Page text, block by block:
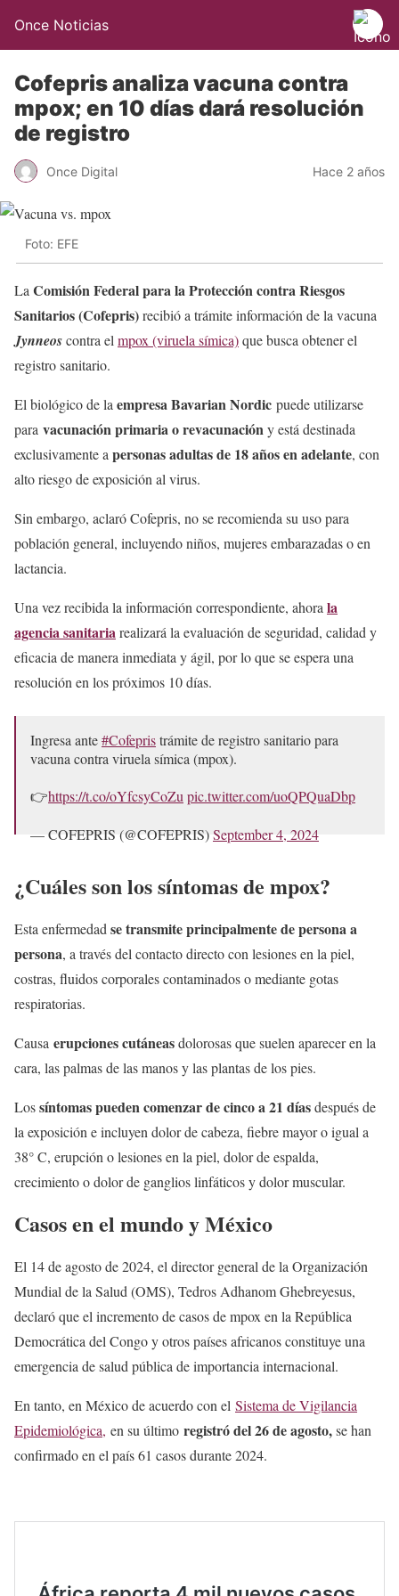
Once Noticias
Cofepris analiza vacuna contra
mpox; en 10 días dará resolución
de registro
Once Digital Hace 2 años
Foto: EFE
La Comisión Federal para la Protección contra Riesgos
Sanitarios (Cofepris)recibió a trámite información de la vacuna
Jynneoscontra el mpox (viruela símica)que busca obtener el
registro sanitario.
El biológico de la empresa Bavarian Nordic puede utilizarse
para vacunación primaria o revacunacióny está destinada
exclusivamente a personas adultas de 18 años en adelante, con
alto riesgo de exposición al virus.
Sin embargo, aclaró Cofepris, no se recomienda su uso para
población general, incluyendo niños, mujeres embarazadas o en
lactancia.
Una vez recibida la información correspondiente, ahora la
agencia sanitariarealizará la evaluación de seguridad, calidad y
eficacia de manera inmediata y ágil, por lo que se espera una
resolución en los próximos 10 días.
Ingresa ante#Cofepristrámite de registro sanitario para
vacuna contra viruela símica (mpox).
👉https://t.co/oYfcsyCoZu pic.twitter.com/uoQPQuaDbp
— COFEPRIS (@COFEPRIS)September 4, 2024
¿Cuáles son los síntomas de mpox?
Esta enfermedad se transmite principalmente de persona a
persona, a través del contacto directo con lesiones en la piel,
costras, fluidos corporales contaminados o mediante gotas
respiratorias.
Causa erupciones cutáneasdolorosas que suelen aparecer en la
cara, las palmas de las manos y las plantas de los pies.
Lossíntomas pueden comenzar de cinco a 21 díasdespués de
la exposición e incluyen dolor de cabeza, fiebre mayor o igual a
38° C, erupción o lesiones en la piel, dolor de espalda,
crecimiento o dolor de ganglios linfáticos y dolor muscular.
Casos en el mundo y México
El 14 de agosto de 2024, el director general de la Organización
Mundial de la Salud (OMS), Tedros Adhanom Ghebreyesus,
declaró que el incremento de casos de mpox en la República
Democrática del Congo y otros países africanos constituye una
emergencia de salud pública de importancia internacional.
En tanto, en México de acuerdo con el Sistema de Vigilancia
Epidemiológica, en su último registró del 26 de agosto,se han
confirmado en el país 61 casos durante 2024.